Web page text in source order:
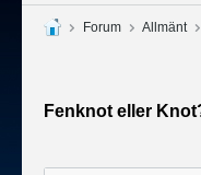
Forum Allmänt
Fenknot eller